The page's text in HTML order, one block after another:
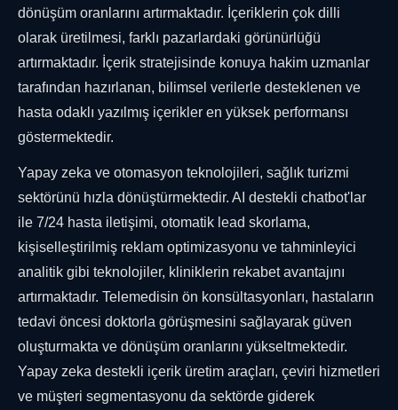
dönüşüm oranlarını artırmaktadır. İçeriklerin çok dilli
olarak üretilmesi, farklı pazarlardaki görünürlüğü
artırmaktadır. İçerik stratejisinde konuya hakim uzmanlar
tarafından hazırlanan, bilimsel verilerle desteklenen ve
hasta odaklı yazılmış içerikler en yüksek performansı
göstermektedir.
Yapay zeka ve otomasyon teknolojileri, sağlık turizmi
sektörünü hızla dönüştürmektedir. AI destekli chatbot'lar
ile 7/24 hasta iletişimi, otomatik lead skorlama,
kişiselleştirilmiş reklam optimizasyonu ve tahminleyici
analitik gibi teknolojiler, kliniklerin rekabet avantajını
artırmaktadır. Telemedisin ön konsültasyonları, hastaların
tedavi öncesi doktorla görüşmesini sağlayarak güven
oluşturmakta ve dönüşüm oranlarını yükseltmektedir.
Yapay zeka destekli içerik üretim araçları, çeviri hizmetleri
ve müşteri segmentasyonu da sektörde giderek